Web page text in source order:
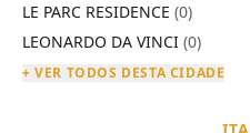
LE PARC RESIDENCE (0)
LEONARDO DA VINCI (0)
+ VER TODOS DESTA CIDADE